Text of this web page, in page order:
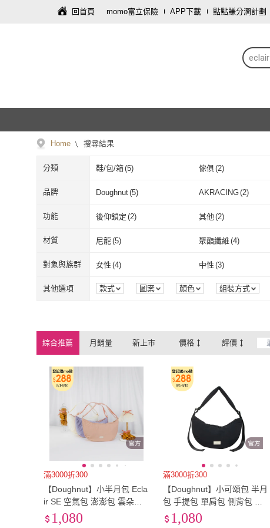
回首頁 momo富立保險 APP下載 點點賺分潤計劃
eclair
Home 搜尋結果
分類 鞋/包/箱(5) 傢俱(2)
品牌 Doughnut(5) AKRACING(2)
Doughnut AKRACING
功能 後仰鎖定 (2) 其他 (2)
後仰鎖定 其他 (2)
材質 尼龍(5) 聚酯纖維(4)
尼龍 聚酯纖維
對象與族群 女性 (4) 中性 (3)
女性 中性(3)
其他選項 款式 圖案 顏色 組裝方式
綜合推薦 月銷量 新上市 價格 評價
滿3000折300
【Doughnut】小半月包 Ecla
ir SE 空氣包 澎澎包 雲朵包
防潑水(素面多色)
1,080
滿3000折300
【Doughnut】小可頌包 半月
包 手提包 單肩包 側背包 防
潑水 Eclair SE - 黑(超大容量
1,080